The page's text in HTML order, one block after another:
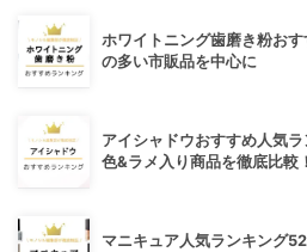
ホワイトニング歯磨き粉お
の多い市販品を中心に
アイシャドウおすすめ人気
色&ラメ入り商品を徹底比較！
マニキュア人気ランキング